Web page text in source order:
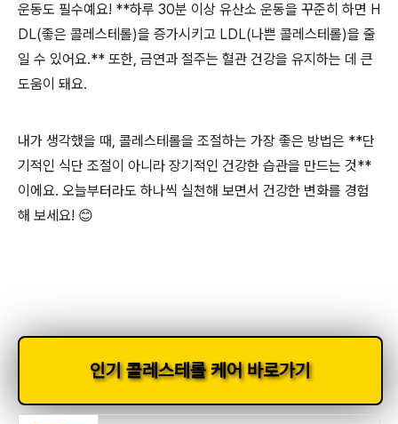
운동도 필수예요! **하루 30분 이상 유산소 운동을 꾸준히 하면 H
DL(좋은 콜레스테롤)을 증가시키고 LDL(나쁜 콜레스테롤)을 줄
일 수 있어요.** 또한, 금연과 절주는 혈관 건강을 유지하는 데 큰
도움이 돼요.
내가 생각했을 때, 콜레스테롤을 조절하는 가장 좋은 방법은 **단
기적인 식단 조절이 아니라 장기적인 건강한 습관을 만드는 것**
이에요. 오늘부터라도 하나씩 실천해 보면서 건강한 변화를 경험
해 보세요! 😊
인기 콜레스테롤 케어 바로가기